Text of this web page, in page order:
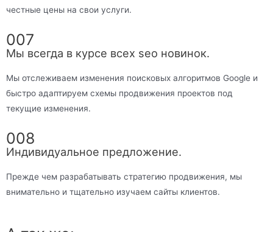
честные цены на свои услуги.
007
Мы всегда в курсе всех seo новинок.
Мы отслеживаем изменения поисковых алгоритмов Google и
быстро адаптируем схемы продвижения проектов под
текущие изменения.
008
Индивидуальное предложение.
Прежде чем разрабатывать стратегию продвижения, мы
внимательно и тщательно изучаем сайты клиентов.